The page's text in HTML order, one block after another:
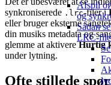
Afspil
og
Sådan
LRC-
synkroniserede .lrc-filer i
eller bruger eksterne
din musiks metadata og
glemme at aktivereHurtig
under lytning.
Ofte stillede